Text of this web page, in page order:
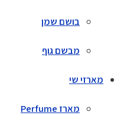
בושם שמן
מבשם גוף
מארזי שי
מארז Perfume